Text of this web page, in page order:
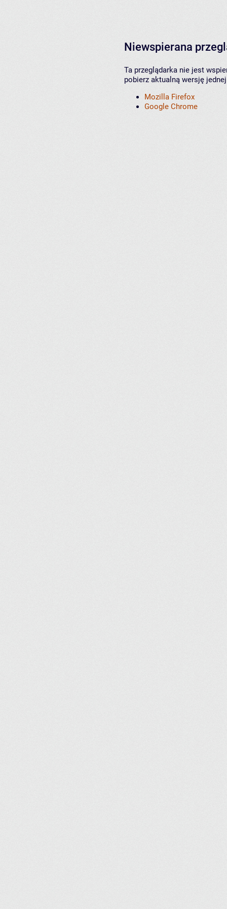
Niewspierana
Ta przeglądarka nie jest
pobierz aktualną wersję
Mozilla Firefox
Google Chrome